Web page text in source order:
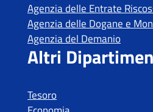
Tesoro